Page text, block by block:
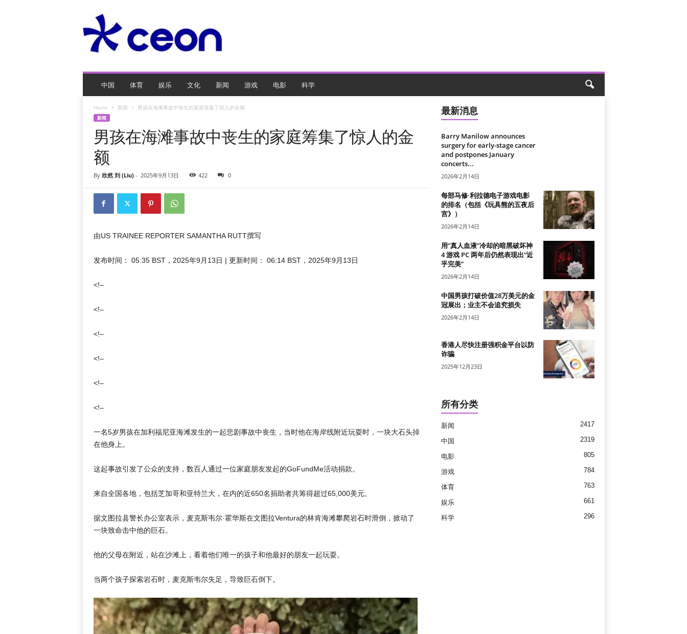
O
游
中国 体育 娱乐 文化 新闻 游戏 电影 科学
Home 新闻 男孩在海滩事故中丧生的家庭筹集了惊人的金额
新闻
男孩在海滩事故中丧生的家庭筹集了惊人的金
额
By 欣然 刘 (Liu)- 2025年9月13日 422 0
由US TRAINEE REPORTER SAMANTHA RUTT撰写
发布时间： 05:35 BST，2025年9月13日 | 更新时间： 06:14 BST，2025年9月13日
<!–
<!–
<!–
<!–
<!–
<!–
一名5岁男孩在加利福尼亚海滩发生的一起悲剧事故中丧生，当时他在海岸线附近玩耍时，一块大石头掉
在他身上。
这起事故引发了公众的支持，数百人通过一位家庭朋友发起的GoFundMe活动捐款。
来自全国各地，包括芝加哥和亚特兰大，在内的近650名捐助者共筹得超过65,000美元。
据文图拉县警长办公室表示，麦克斯韦尔·霍华斯在文图拉Ventura的林肯海滩攀爬岩石时滑倒，掀动了
一块致命击中他的巨石。
他的父母在附近，站在沙滩上，看着他们唯一的孩子和他最好的朋友一起玩耍。
当两个孩子探索岩石时，麦克斯韦尔失足，导致巨石倒下。
最新消息
Barry Manilow announces
surgery for early-stage cancer
and postpones January
concerts...
2026年2月14日
每部马修·利拉德电子游戏电影
的排名（包括《玩具熊的五夜后
宫》）
2026年2月14日
用“真人血液”冷却的暗黑破坏神
4 游戏 PC 两年后仍然表现出“近
乎完美”
2026年2月14日
中国男孩打破价值28万美元的金
冠展出；业主不会追究损失
2026年2月14日
香港人尽快注册强积金平台以防
诈骗
2025年12月23日
所有分类
新闻 2417
中国 2319
电影 805
游戏 784
体育 763
娱乐 661
科学 296